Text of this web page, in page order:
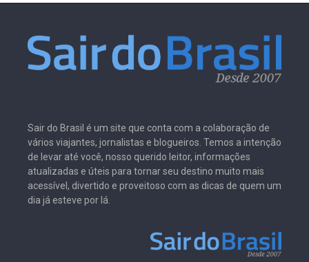
Sair do Brasil é um site que conta com a colaboração de
vários viajantes, jornalistas e blogueiros. Temos a intenção
de levar até você, nosso querido leitor, informações
atualizadas e úteis para tornar seu destino muito mais
acessível, divertido e proveitoso com as dicas de quem um
dia já esteve por lá.